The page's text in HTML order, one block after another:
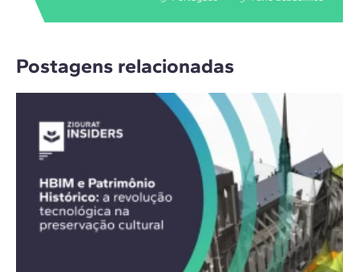
Postagens relacionadas